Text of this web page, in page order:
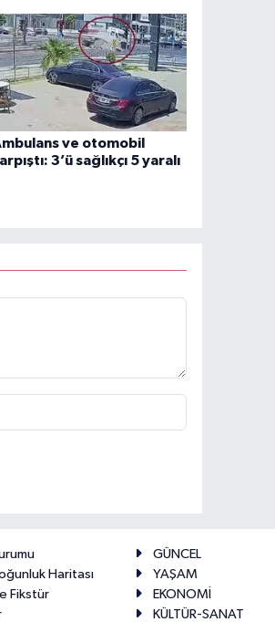
ve otomobil
3’ü sağlıkçı 5 yaralı
Haritası
Fikstür
GÜNCEL
YAŞAM
EKONOMİ
KÜLTÜR-SANAT